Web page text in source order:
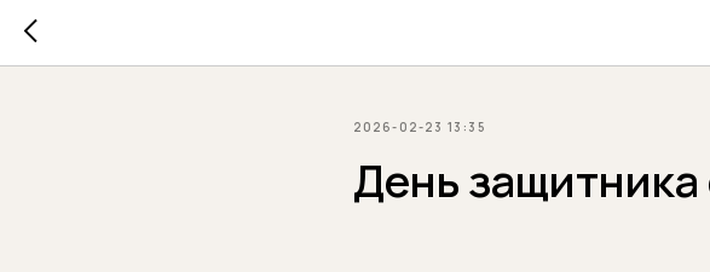
2026-02-23 13:35
День защитника